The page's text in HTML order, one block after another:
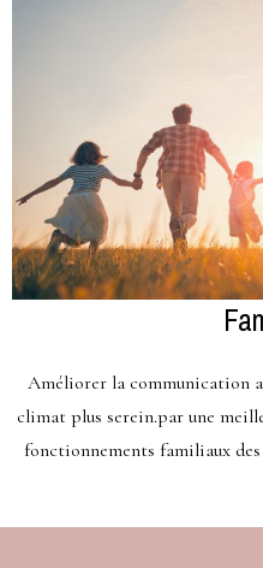
Améliorer la communication
climat plus serein.par une
fonctionnements familiaux